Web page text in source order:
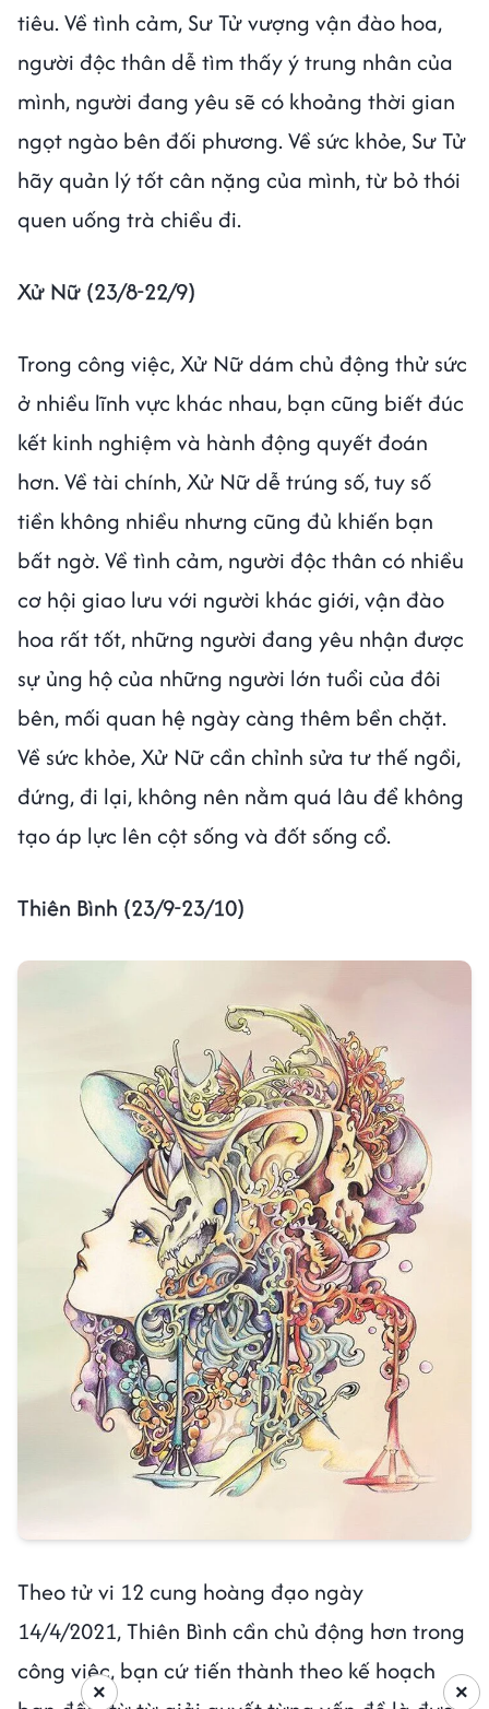
tiêu. Về tình cảm, Sư Tử vượng vận đào hoa,
người độc thân dễ tìm thấy ý trung nhân của
mình, người đang yêu sẽ có khoảng thời gian
ngọt ngào bên đối phương. Về sức khỏe, Sư Tử
hãy quản lý tốt cân nặng của mình, từ bỏ thói
quen uống trà chiều đi.
Xử Nữ (23/8-22/9)
Trong công việc, Xử Nữ dám chủ động thử sức
ở nhiều lĩnh vực khác nhau, bạn cũng biết đúc
kết kinh nghiệm và hành động quyết đoán
hơn. Về tài chính, Xử Nữ dễ trúng số, tuy số
tiền không nhiều nhưng cũng đủ khiến bạn
bất ngờ. Về tình cảm, người độc thân có nhiều
cơ hội giao lưu với người khác giới, vận đào
hoa rất tốt, những người đang yêu nhận được
sự ủng hộ của những người lớn tuổi của đôi
bên, mối quan hệ ngày càng thêm bền chặt.
Về sức khỏe, Xử Nữ cần chỉnh sửa tư thế ngồi,
đứng, đi lại, không nên nằm quá lâu để không
tạo áp lực lên cột sống và đốt sống cổ.
Thiên Bình (23/9-23/10)
Theo tử vi 12 cung hoàng đạo ngày
14/4/2021, Thiên Bình cần chủ động hơn trong
công việc, bạn cứ tiến thành theo kế hoạch
×
×